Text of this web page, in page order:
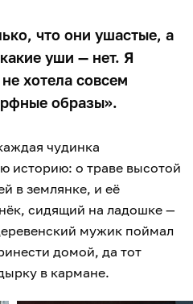
что они ушастые, а
уши — нет. Я
хотела совсем
образы».
чудинка
историю: о траве высотой
в землянке, и её
сидящий на ладошке —
мужик поймал
домой, да тот
в кармане.